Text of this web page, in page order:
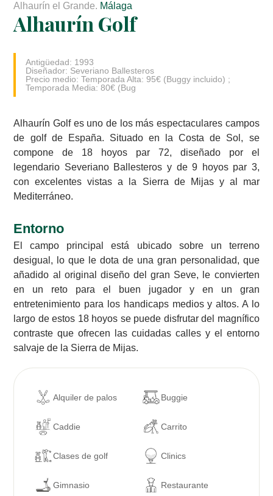
Alhaurín el Grande. Málaga
Alhaurín Golf
Antigüedad: 1993
Diseñador: Severiano Ballesteros
Precio medio: Temporada Alta: 95€ (Buggy incluido) ;
Temporada Media: 80€ (Bug
Alhaurín Golf es uno de los más espectaculares campos
de golf de España. Situado en la Costa de Sol, se
compone de 18 hoyos par 72, diseñado por el
legendario Severiano Ballesteros y de 9 hoyos par 3,
con excelentes vistas a la Sierra de Mijas y al mar
Mediterráneo.
Entorno
El campo principal está ubicado sobre un terreno
desigual, lo que le dota de una gran personalidad, que
añadido al original diseño del gran Seve, le convierten
en un reto para el buen jugador y en un gran
entretenimiento para los handicaps medios y altos. A lo
largo de estos 18 hoyos se puede disfrutar del magnífico
contraste que ofrecen las cuidadas calles y el entorno
salvaje de la Sierra de Mijas.
Alquiler de palos Buggie
Caddie Carrito
Clases de golf Clinics
Gimnasio Restaurante